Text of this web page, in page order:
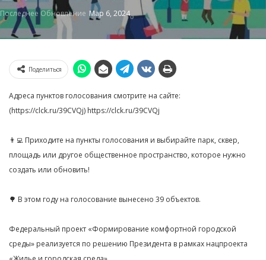
Последнее Обновление Мар 6, 2024
Поделиться
Адреса пунктов голосования смотрите на сайте:
(https://clck.ru/39CVQj) https://clck.ru/39CVQj
👨‍💻 Приходите на пункты голосования и выбирайте парк, сквер,
площадь или другое общественное пространство, которое нужно
создать или обновить!
🌳 В этом году на голосование вынесено 39 объектов.
Федеральный проект «Формирование комфортной городской
среды» реализуется по решению Президента в рамках нацпроекта